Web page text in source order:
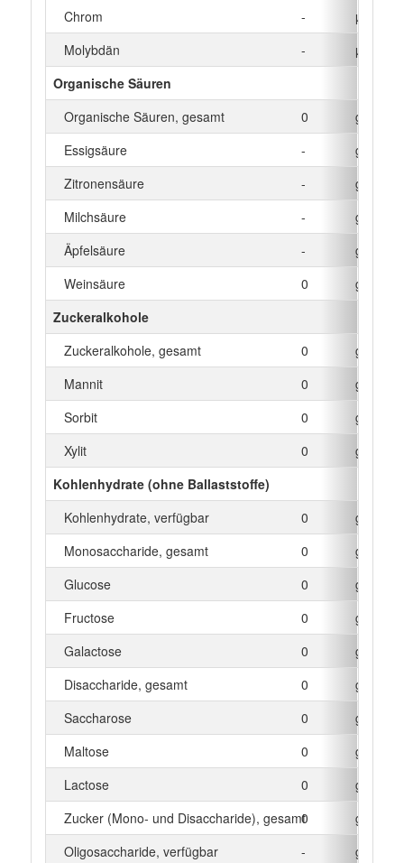
Chrom -
µg
Molybdän
-
µg
Organische Säuren
Organische Säuren, gesamt
0
g
Essigsäure
-
g
Zitronensäure
-
g
Milchsäure
-
g
Äpfelsäure
-
g
Weinsäure
0
g
Zuckeralkohole
Zuckeralkohole, gesamt
0
g
Mannit
0
g
Sorbit
0
g
Xylit
0
g
Kohlenhydrate (ohne Ballaststoffe)
Kohlenhydrate, verfügbar
0
g
Monosaccharide, gesamt
0
g
Glucose
0
g
Fructose
0
g
Galactose
0
g
Disaccharide, gesamt
0
g
Saccharose
0
g
Maltose
0
g
Lactose
0
g
Zucker (Mono- und Disaccharide), gesamt0
g
Oligosaccharide, verfügbar
-
g